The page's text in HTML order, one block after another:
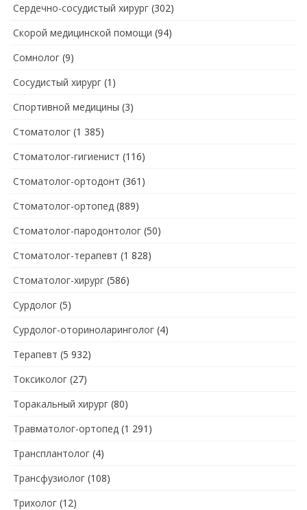
Сердечно-сосудистый хирург (302)
Скорой медицинской помощи (94)
Сомнолог (9)
Сосудистый хирург (1)
Спортивной медицины (3)
Стоматолог (1 385)
Стоматолог-гигиенист (116)
Стоматолог-ортодонт (361)
Стоматолог-ортопед (889)
Стоматолог-пародонтолог (50)
Стоматолог-терапевт (1 828)
Стоматолог-хирург (586)
Сурдолог (5)
Сурдолог-оториноларинголог (4)
Терапевт (5 932)
Токсиколог (27)
Торакальный хирург (80)
Травматолог-ортопед (1 291)
Трансплантолог (4)
Трансфузиолог (108)
Трихолог (12)